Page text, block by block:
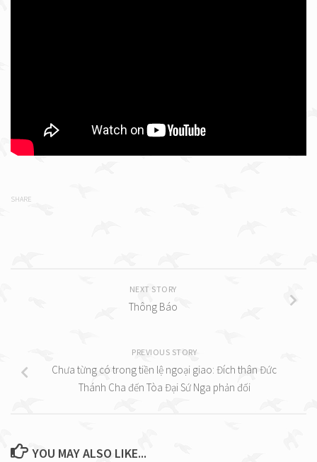
SHARE
NEXT STORY
Thông Báo
PREVIOUS STORY
Chưa từng có trong tiền lệ ngoại giao: Đích thân Đức
Thánh Cha đến Tòa Đại Sứ Nga phản đối
YOU MAY ALSO LIKE...